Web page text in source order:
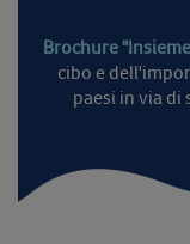
Brochure
cibo e
paesi in via di